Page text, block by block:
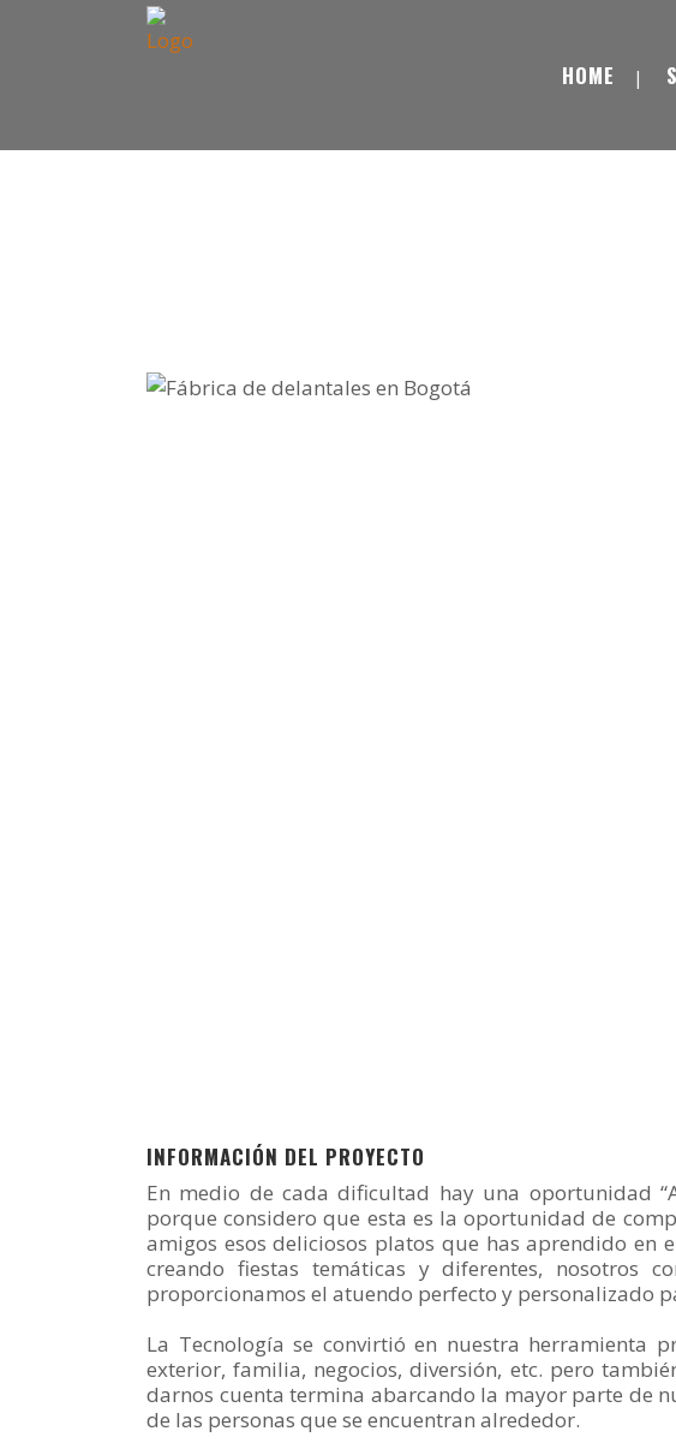
HOME
INFORMACIÓN DEL PROYECTO
En medio de cada dificultad hay una oportunidad
porque considero que esta es la oportunidad de
amigos esos deliciosos platos que has aprendido en
creando fiestas temáticas y diferentes, nosotros
proporcionamos el atuendo perfecto y personalizado
La Tecnología se convirtió en nuestra herramienta
exterior, familia, negocios, diversión, etc. pero
darnos cuenta termina abarcando la mayor parte de
de las personas que se encuentran alrededor.